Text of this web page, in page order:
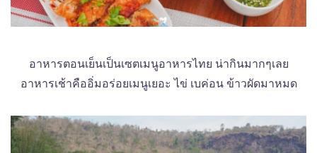
อาหารตอนเย็นเป็นเซตเมนูอาหารไทย น่ากินมากๆเลย
อาหารเช้าคืออิ่มอร่อยเมนูเยอะ ไข่ เบค่อน ข้าวผัดมาหมด